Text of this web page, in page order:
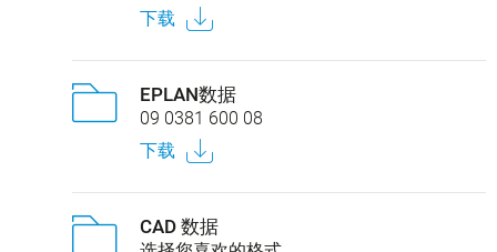
下载
EPLAN数据
09 0381 600 08
下载
CAD 数据